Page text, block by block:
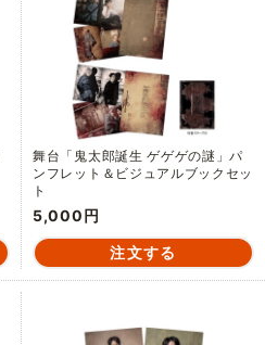
舞台「鬼太郎誕生 ゲゲゲの謎」パ
ンフレット＆ビジュアルブックセッ
ト
5,000円